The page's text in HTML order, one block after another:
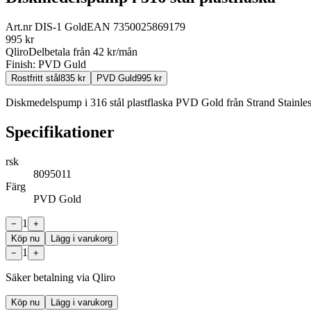
Art.nrDIS-1 GoldEAN 7350025869179
995 kr
QliroDelbetala från 42 kr/mån
Finish: PVD Guld
Rostfritt stål 835 kr PVD Guld995 kr
Diskmedelspump i 316 stål plastflaska PVD Gold från Strand
Specifikationer
rsk
8095011
Färg
PVD Gold
− 1
+
Köp nu
Lägg i varukorg
−
1 +
Säker betalning via Qliro
Köp nu Lägg i varukorg